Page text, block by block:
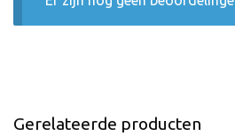
Gerelateerde producten